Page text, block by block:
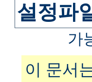
설정파
가
이 문서